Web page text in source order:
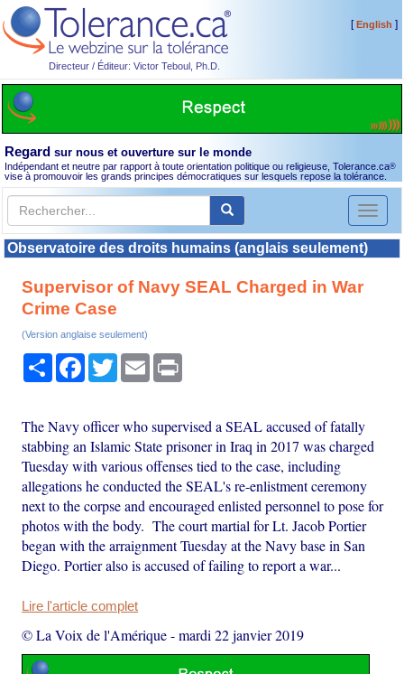
Directeur / Éditeur: Victor Teboul, Ph.D.
[English ]
Regard sur nous et ouverture sur le monde
Indépendant et neutre par rapport à toute orientation politique ou religieuse, Tolerance.ca®
vise à promouvoir les grands principes démocratiques sur lesquels repose la tolérance.
Toggle
Observatoire des droits humains (anglais seulement)
Supervisor of Navy SEAL Charged in War
Crime Case
(Version anglaise seulement)
PartagerFacebook
TwitterEmail
The Navy officer who supervised a SEAL accused of fatally
stabbing an Islamic State prisoner in Iraq in 2017 was charged
Tuesday with various offenses tied to the case, including
allegations he conducted the SEAL's re-enlistment ceremony
next to the corpse and encouraged enlisted personnel to pose for
photos with the body. The court martial for Lt. Jacob Portier
began with the arraignment Tuesday at the Navy base in San
Diego. Portier also is accused of failing to report a war...
Lire l'article complet
© La Voix de l'Amérique-mardi 22 janvier 2019